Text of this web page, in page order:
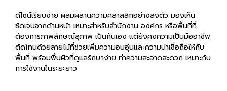
ดีไซน์เรียบง่าย ผสมผสานความคลาสสิกอย่างลงตัว มองเห็น
ชัดเจนจากด้านหน้า เหมาะสำหรับสำนักงาน องค์กร หรือพื้นที่ที่
ต้องการภาพลักษณ์สุภาพ เป็นกันเอง แต่ยังคงความเป็นมืออาชีพ
ตัดโทนด้วยลายไม้ที่ช่วยเพิ่มความอบอุ่นและความน่าเชื่อถือให้กับ
พื้นที่ พร้อมพื้นผิวที่ดูแลรักษาง่าย ทำความสะอาดสะดวก เหมาะกับ
การใช้งานในระยะยาว